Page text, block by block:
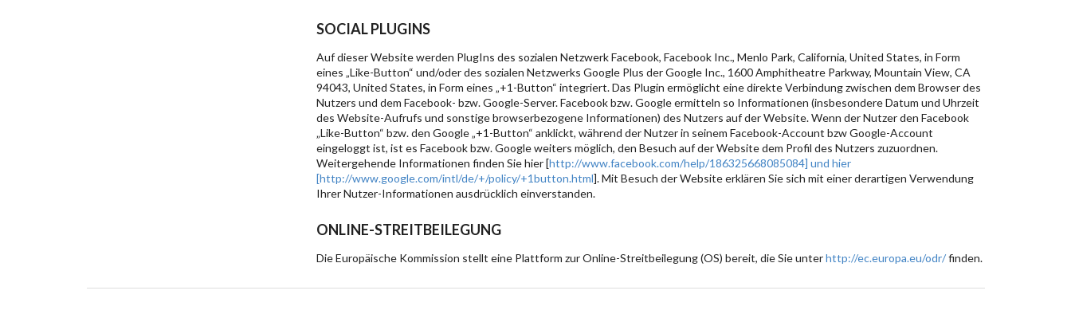
SOCIAL PLUGINS
Auf dieser Website werden PlugIns des sozialen Netzwerk Facebook, Facebook Inc., Menlo Park, California, United States, in Form
eines „Like-Button“ und/oder des sozialen Netzwerks Google Plus der Google Inc., 1600 Amphitheatre Parkway, Mountain View, CA
94043, United States, in Form eines „+1-Button“ integriert. Das Plugin ermöglicht eine direkte Verbindung zwischen dem Browser des
Nutzers und dem Facebook- bzw. Google-Server. Facebook bzw. Google ermitteln so Informationen (insbesondere Datum und Uhrzeit
des Website-Aufrufs und sonstige browserbezogene Informationen) des Nutzers auf der Website. Wenn der Nutzer den Facebook
„Like-Button“ bzw. den Google „+1-Button“ anklickt, während der Nutzer in seinem Facebook-Account bzw Google-Account
eingeloggt ist, ist es Facebook bzw. Google weiters möglich, den Besuch auf der Website dem Profil des Nutzers zuzuordnen.
Weitergehende Informationen finden Sie hier [http://www.facebook.com/help/186325668085084] und hier
[http://www.google.com/intl/de/+/policy/+1button.html]. Mit Besuch der Website erklären Sie sich mit einer derartigen Verwendung
Ihrer Nutzer-Informationen ausdrücklich einverstanden.
ONLINE-STREITBEILEGUNG
Die Europäische Kommission stellt eine Plattform zur Online-Streitbeilegung (OS) bereit, die Sie unterhttp://ec.europa.eu/odr/finden.